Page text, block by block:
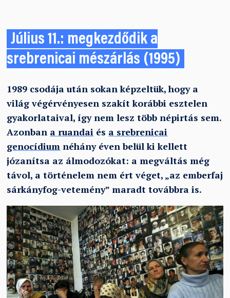
Július 11.: megkezdődik a
srebrenicai mészárlás (1995)
1989 csodája után sokan képzeltük, hogy a
világ végérvényesen szakít korábbi esztelen
gyakorlataival, így nem lesz több népirtás sem.
Azonban a ruandai és a srebrenicai
genocídium néhány éven belül ki kellett
józanítsa az álmodozókat: a megváltás még
távol, a történelem nem ért véget, „az emberfaj
sárkányfog-vetemény” maradt továbbra is.